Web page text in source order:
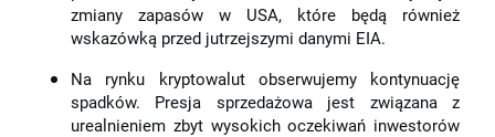
zmiany zapasów w USA, które będą również
wskazówką przed jutrzejszymi danymi EIA.
Na rynku kryptowalut obserwujemy kontynuację
spadków. Presja sprzedażowa jest związana z
urealnieniem zbyt wysokich oczekiwań inwestorów